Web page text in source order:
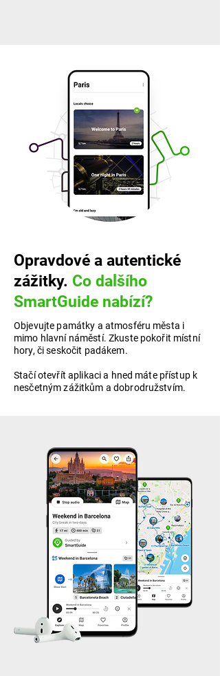
Opravdové a autentické
zážitky. Co dalšího
SmartGuide nabízí?
Objevujte památky a atmosféru města i
mimo hlavní náměstí. Zkuste pokořit místní
hory, či seskočit padákem.
Stačí otevřít aplikaci a hned máte přístup k
nesčetným zážitkům a dobrodružstvím.